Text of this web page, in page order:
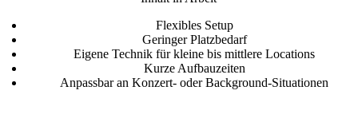
Flexibles Setup
Geringer Platzbedarf
Eigene Technik für kleine bis mittlere Locations
Kurze Aufbauzeiten
Anpassbar an Konzert- oder Background-Situationen